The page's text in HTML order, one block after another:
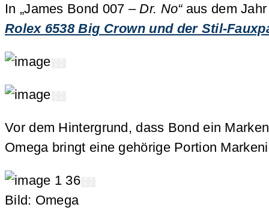
In „James Bond 007 – Dr. No“aus dem
Rolex 6538 Big Crown und der Stil-
Vor dem Hintergrund, dass Bond ein
Omega bringt eine gehörige Portion
Bild: Omega